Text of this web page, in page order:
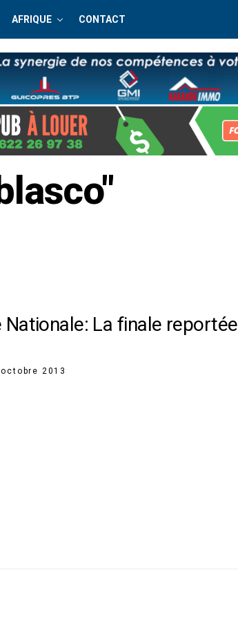
AFRIQUE CONTACT
Nationale: La finale reportée
2013